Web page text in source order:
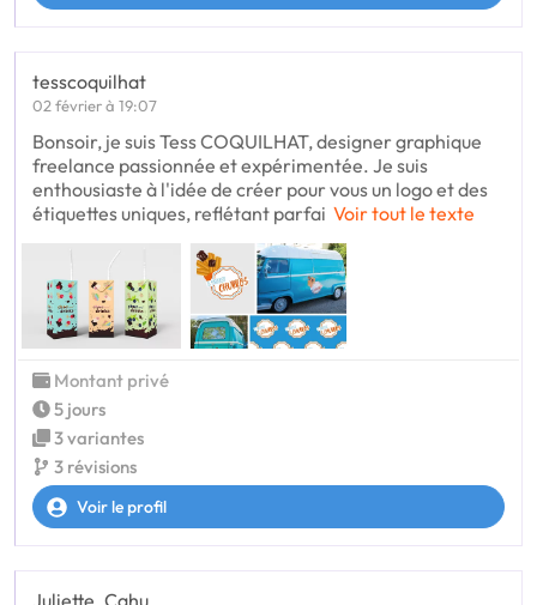
tesscoquilhat
02 février à 19:07
Bonsoir, je suis Tess COQUILHAT, designer graphique
freelance passionnée et expérimentée. Je suis
enthousiaste à l'idée de créer pour vous un logo et des
étiquettes uniques, reflétant parfai Voir tout le texte
Montant privé
5 jours
3 variantes
3 révisions
Voir le profil